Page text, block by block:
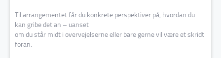
Til arrangementet får du konkrete perspektiver på, hvordan du
kan gribe det an – uanset
om du står midt i overvejelserne eller bare gerne vil være et skridt
foran.